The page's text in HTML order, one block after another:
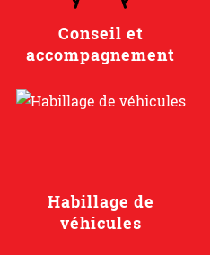
Conseil et
accompagnement
Habillage de
véhicules